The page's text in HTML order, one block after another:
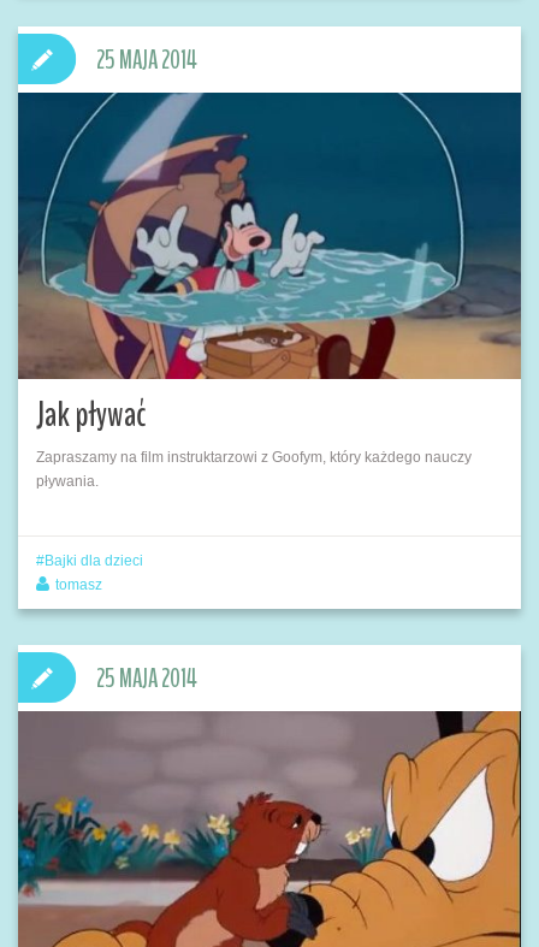
Jak pływać
Zapraszamy na film instruktarzowi z Goofym, który każdego nauczy
pływania.
25 MAJA 2014
Bajki dla dzieci
tomasz
25 MAJA 2014